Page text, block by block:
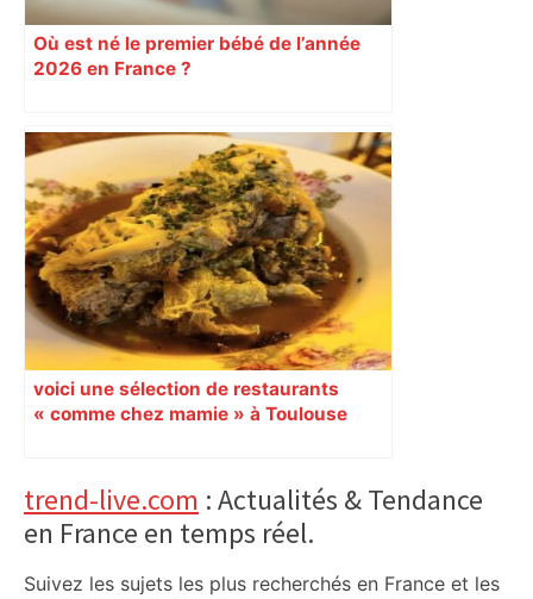
Où est né le premier bébé de l’année
2026 en France ?
voici une sélection de restaurants
« comme chez mamie » à Toulouse
Primary
Sidebar
trend-live.com : Actualités & Tendance
en France en temps réel.
Suivez les sujets les plus recherchés en France et les